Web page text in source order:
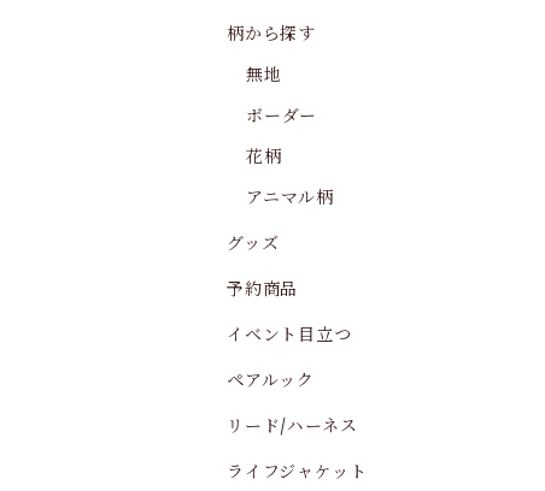
柄から探す
無地
ボーダー
花柄
アニマル柄
グッズ
予約商品
イベント目立つ
ペアルック
リード/ハーネス
ライフジャケット